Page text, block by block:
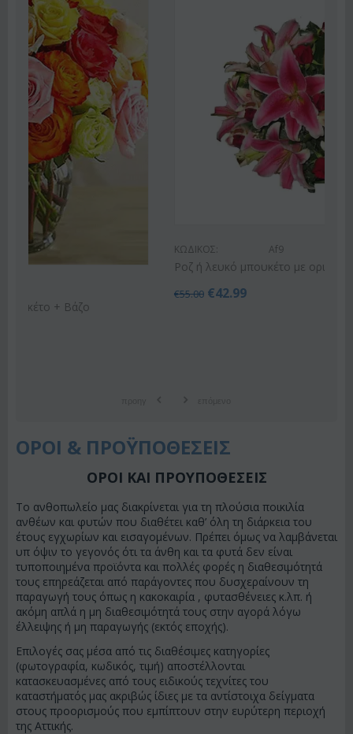
ΚΩΔΙΚΟΣ:
Ροζ ή λευκό μπουκέτο με οριένταλ λίλιουμ
ΟΡΟΙ & ΠΡΟΫΠΟΘΕΣΕΙΣ
ΟΡΟΙ ΚΑΙ ΠΡΟΥΠΟΘΕΣΕΙΣ
Το ανθοπωλείο μας διακρίνεται για τη πλούσια ποικιλία
ανθέων και φυτών που διαθέτει καθ’ όλη τη διάρκεια του
έτους εγχωρίων και εισαγομένων. Πρέπει όμως να λαμβάνεται
υπ όψιν το γεγονός ότι τα άνθη και τα φυτά δεν είναι
τυποποιημένα προϊόντα και πολλές φορές η διαθεσιμότητά
τους επηρεάζεται από παράγοντες που δυσχεραίνουν τη
παραγωγή τους όπως η κακοκαιρία , φυτασθένειες κ.λπ. ή
ακόμη απλά η μη διαθεσιμότητά τους στην αγορά λόγω
έλλειψης ή μη παραγωγής (εκτός εποχής).
Επιλογές σας μέσα από τις διαθέσιμες κατηγορίες
(φωτογραφία, κωδικός, τιμή) αποστέλλονται
κατασκευασμένες από τους ειδικούς τεχνίτες του
καταστήματός μας ακριβώς ίδιες με τα αντίστοιχα δείγματα
στους προορισμούς που εμπίπτουν στην ευρύτερη περιοχή
της Αττικής.